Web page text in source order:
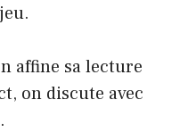
affine sa lecture
on discute avec